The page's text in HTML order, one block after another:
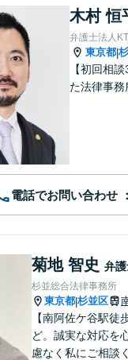
木村 恒
弁護士法人
東京都|
【初回相
た法律事
電話でお問い合わせ
菊地 智史 弁
杉並総合法律事務所
東京都|杉並区
【南阿佐ケ谷駅
ど。誠実な対応を
慮なく私にご相談